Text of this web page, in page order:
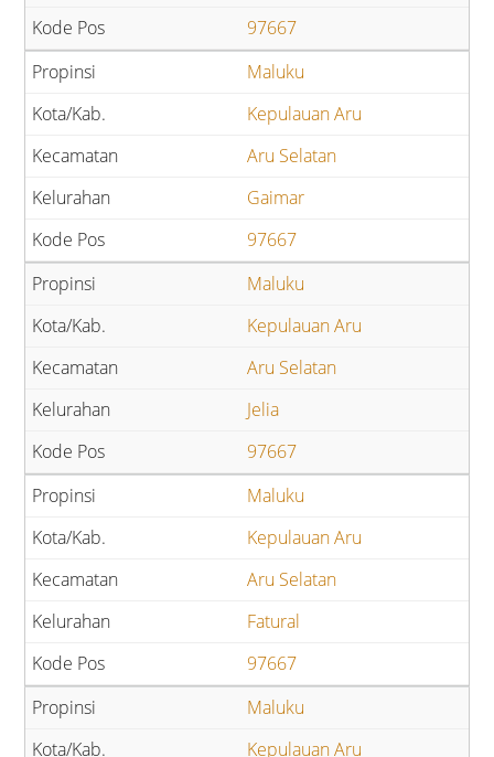
97667
Maluku
Kepulauan Aru
Aru Selatan
Gaimar
97667
Maluku
Kepulauan Aru
Aru Selatan
Jelia
97667
Maluku
Kepulauan Aru
Aru Selatan
Fatural
97667
Maluku
Kepulauan Aru